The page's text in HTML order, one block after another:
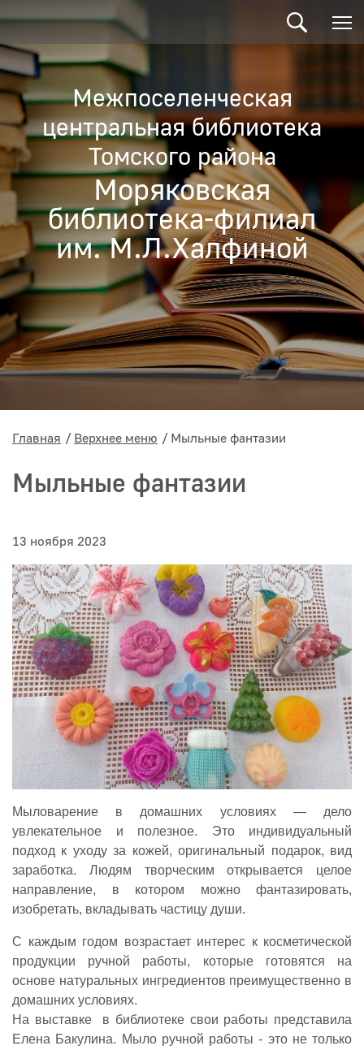
Межпоселенческая
центральная библиотека
Томского района
Моряковская
библиотека-филиал
им. М.Л.Халфиной
Главная Верхнее меню Мыльные фантазии
Мыльные фантазии
13 ноября 2023
Мыловарение в домашних условиях — дело
увлекательное и полезное. Это индивидуальный
подход к уходу за кожей, оригинальный подарок, вид
заработка. Людям творческим открывается целое
направление, в котором можно фантазировать,
изобретать, вкладывать частицу души.
С каждым годом возрастает интерес к косметической
продукции ручной работы, которые готовятся на
основе натуральных ингредиентов преимущественно в
домашних условиях.
На выставке в библиотеке свои работы представила
Елена Бакулина. Мыло ручной работы - это не только